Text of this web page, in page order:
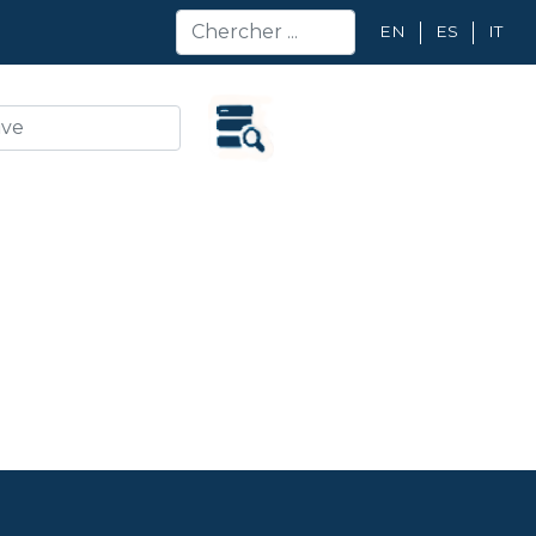
EN ES IT